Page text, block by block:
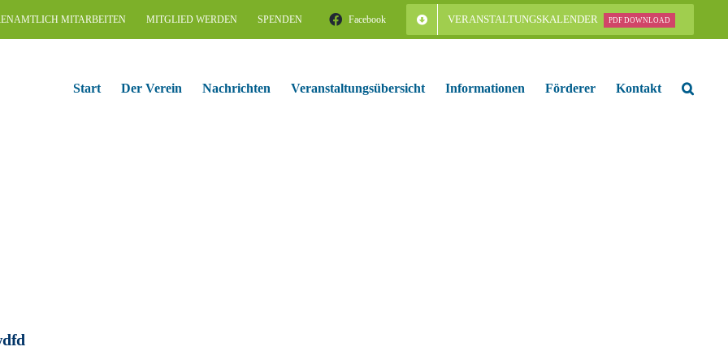
MITARBEITEN MITGLIED WERDEN SPENDEN Facebook VERANSTALTUNGSKALENDER PDF DOWNLOAD
Start Der Verein Nachrichten Veranstaltungsübersicht Informationen Förderer Kontakt